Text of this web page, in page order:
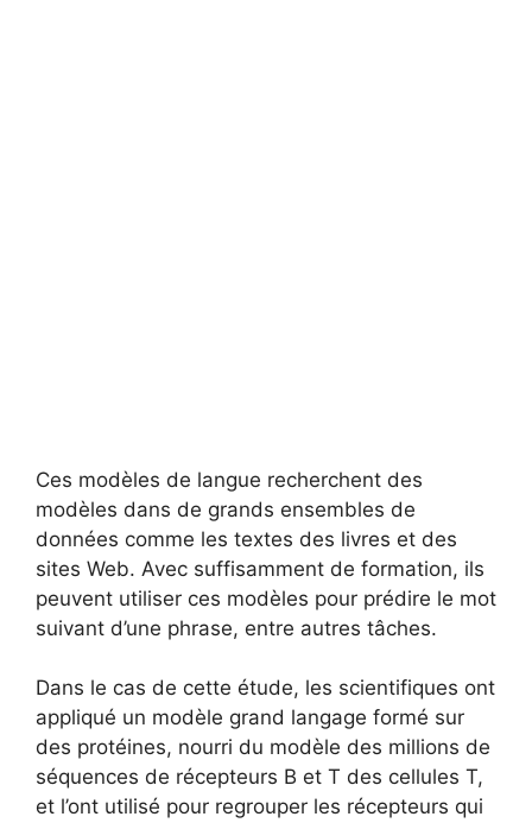
Ces modèles de langue recherchent des
modèles dans de grands ensembles de
données comme les textes des livres et des
sites Web. Avec suffisamment de formation, ils
peuvent utiliser ces modèles pour prédire le mot
suivant d’une phrase, entre autres tâches.
Dans le cas de cette étude, les scientifiques ont
appliqué un modèle grand langage formé sur
des protéines, nourri du modèle des millions de
séquences de récepteurs B et T des cellules T,
et l’ont utilisé pour regrouper les récepteurs qui